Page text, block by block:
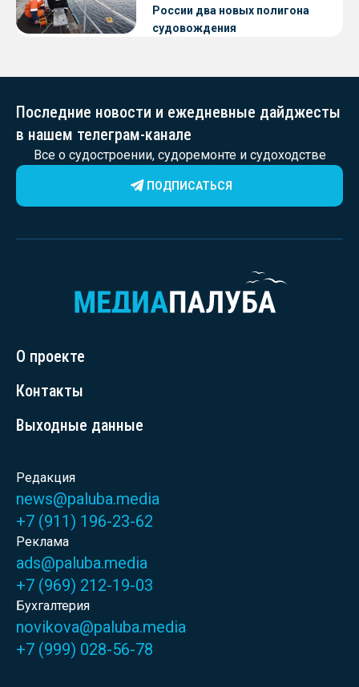
России два новых полигона
судовождения
Последние новости и ежедневные дайджесты
в нашем телеграм-канале
Все о судостроении, судоремонте и судоходстве
ПОДПИСАТЬСЯ
О проекте
Контакты
Выходные данные
Редакция
news@paluba.media
+7 (911) 196-23-62
Реклама
ads@paluba.media
+7 (969) 212-19-03
Бухгалтерия
novikova@paluba.media
+7 (999) 028-56-78